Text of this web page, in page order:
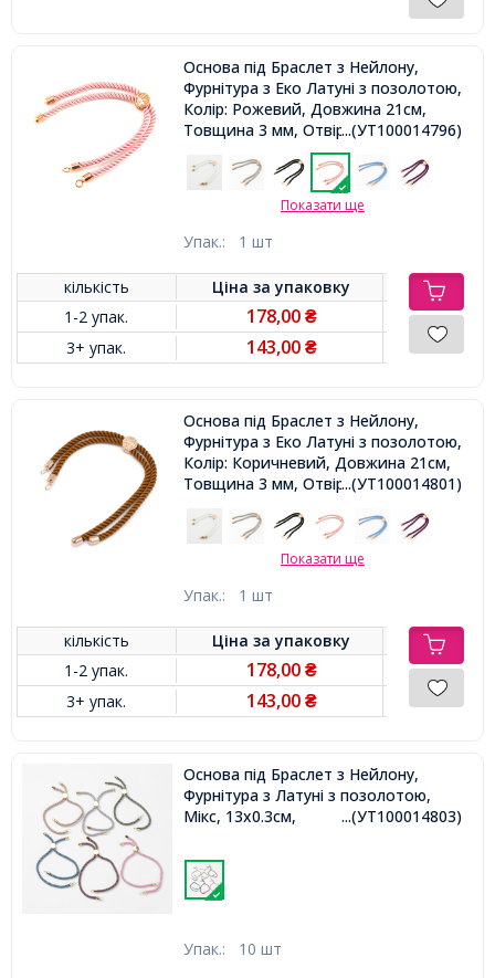
Основа під Браслет з Нейлону,
Фурнітура з Еко Латуні з позолотою,
Колір: Рожевий, Довжина 21см,
Товщина 3 мм, Отвір 2.5мм,...(УТ100014796)
Показати ще
Упак.: 1 шт
кількість Ціна заупаковку
1-2 упак.
178,00 ₴
3+ упак. 143,00 ₴
Основа під Браслет з Нейлону,
Фурнітура з Еко Латуні з позолотою,
Колір: Коричневий, Довжина 21см,
Товщина 3 мм, Отвір 2.5мм,...(УТ100014801)
Показати ще
Упак.: 1 шт
кількість Ціна заупаковку
1-2 упак.
178,00 ₴
3+ упак. 143,00 ₴
Основа під Браслет з Нейлону,
Фурнітура з Латуні з позолотою,
Мікс, 13х0.3см,
...(УТ100014803)
Упак.: 10 шт